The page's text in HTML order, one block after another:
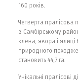
160 років.
Четверта пралісова
в Самбірському
клена, явора і ялиці
природного
становить 44,7 га.
Унікальні пралісові